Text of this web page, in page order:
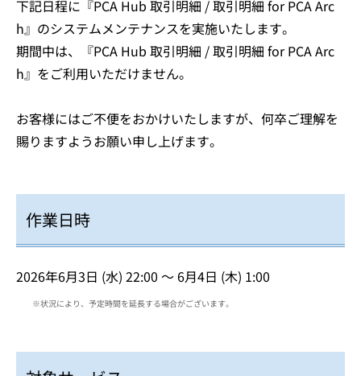
下記日程に『PCA Hub 取引明細 / 取引明細 for PCA Arc
h』のシステムメンテナンスを実施いたします。
期間中は、『PCA Hub 取引明細 / 取引明細 for PCA Arc
h』をご利用いただけません。
お客様にはご不便をおかけいたしますが、何卒ご理解を
賜りますようお願い申し上げます。
作業日時
2026年6月3日 (水) 22:00 ～ 6月4日 (木) 1:00
※状況により、予定時間を延長する場合がございます。